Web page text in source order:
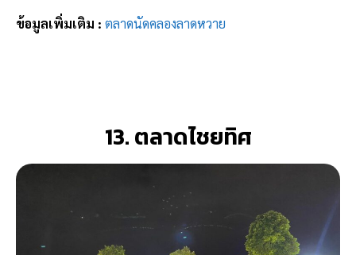
ข้อมูลเพิ่มเติม : ตลาดนัดคลองลาดหวาย
13. ตลาดไชยทิศ